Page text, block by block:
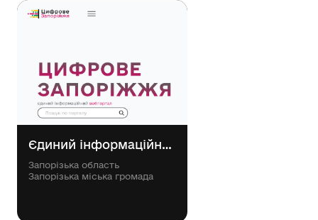
Єдиний інформаційний вебпортал «Цифрове Запоріжжя»
Запорізька область
Запорізька міська громада